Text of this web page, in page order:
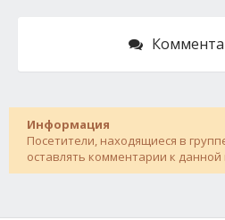
Информация
Посетители, находящиеся в
оставлять комментарии к данной